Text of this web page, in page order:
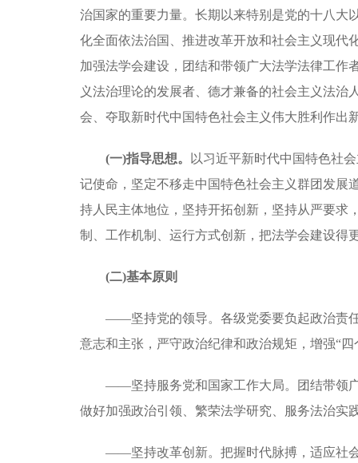
治国家的重要力量。长期以来特别是党的十八大
化全面依法治国、推进改革开放和社会主义现代
加强法学会建设，团结和带领广大法学法律工作
义法治理论的发展者、德才兼备的社会主义法
会、夺取新时代中国特色社会主义伟大胜利作出
(一)指导思想。
以习近平新时代中国特色社
记使命，坚定不移走中国特色社会主义群团发展
持人民主体地位，坚持开拓创新，坚持从严要求
制、工作机制、运行方式创新，把法学会建设得
(二)基本原则
——坚持党的领导。各级党委要负起政治责
意志和主张，严守政治纪律和政治规矩，增强“
——坚持服务党和国家工作大局。团结带领
做好加强政治引领、繁荣法学研究、服务法治实
——坚持改革创新。把握时代脉搏，适应社